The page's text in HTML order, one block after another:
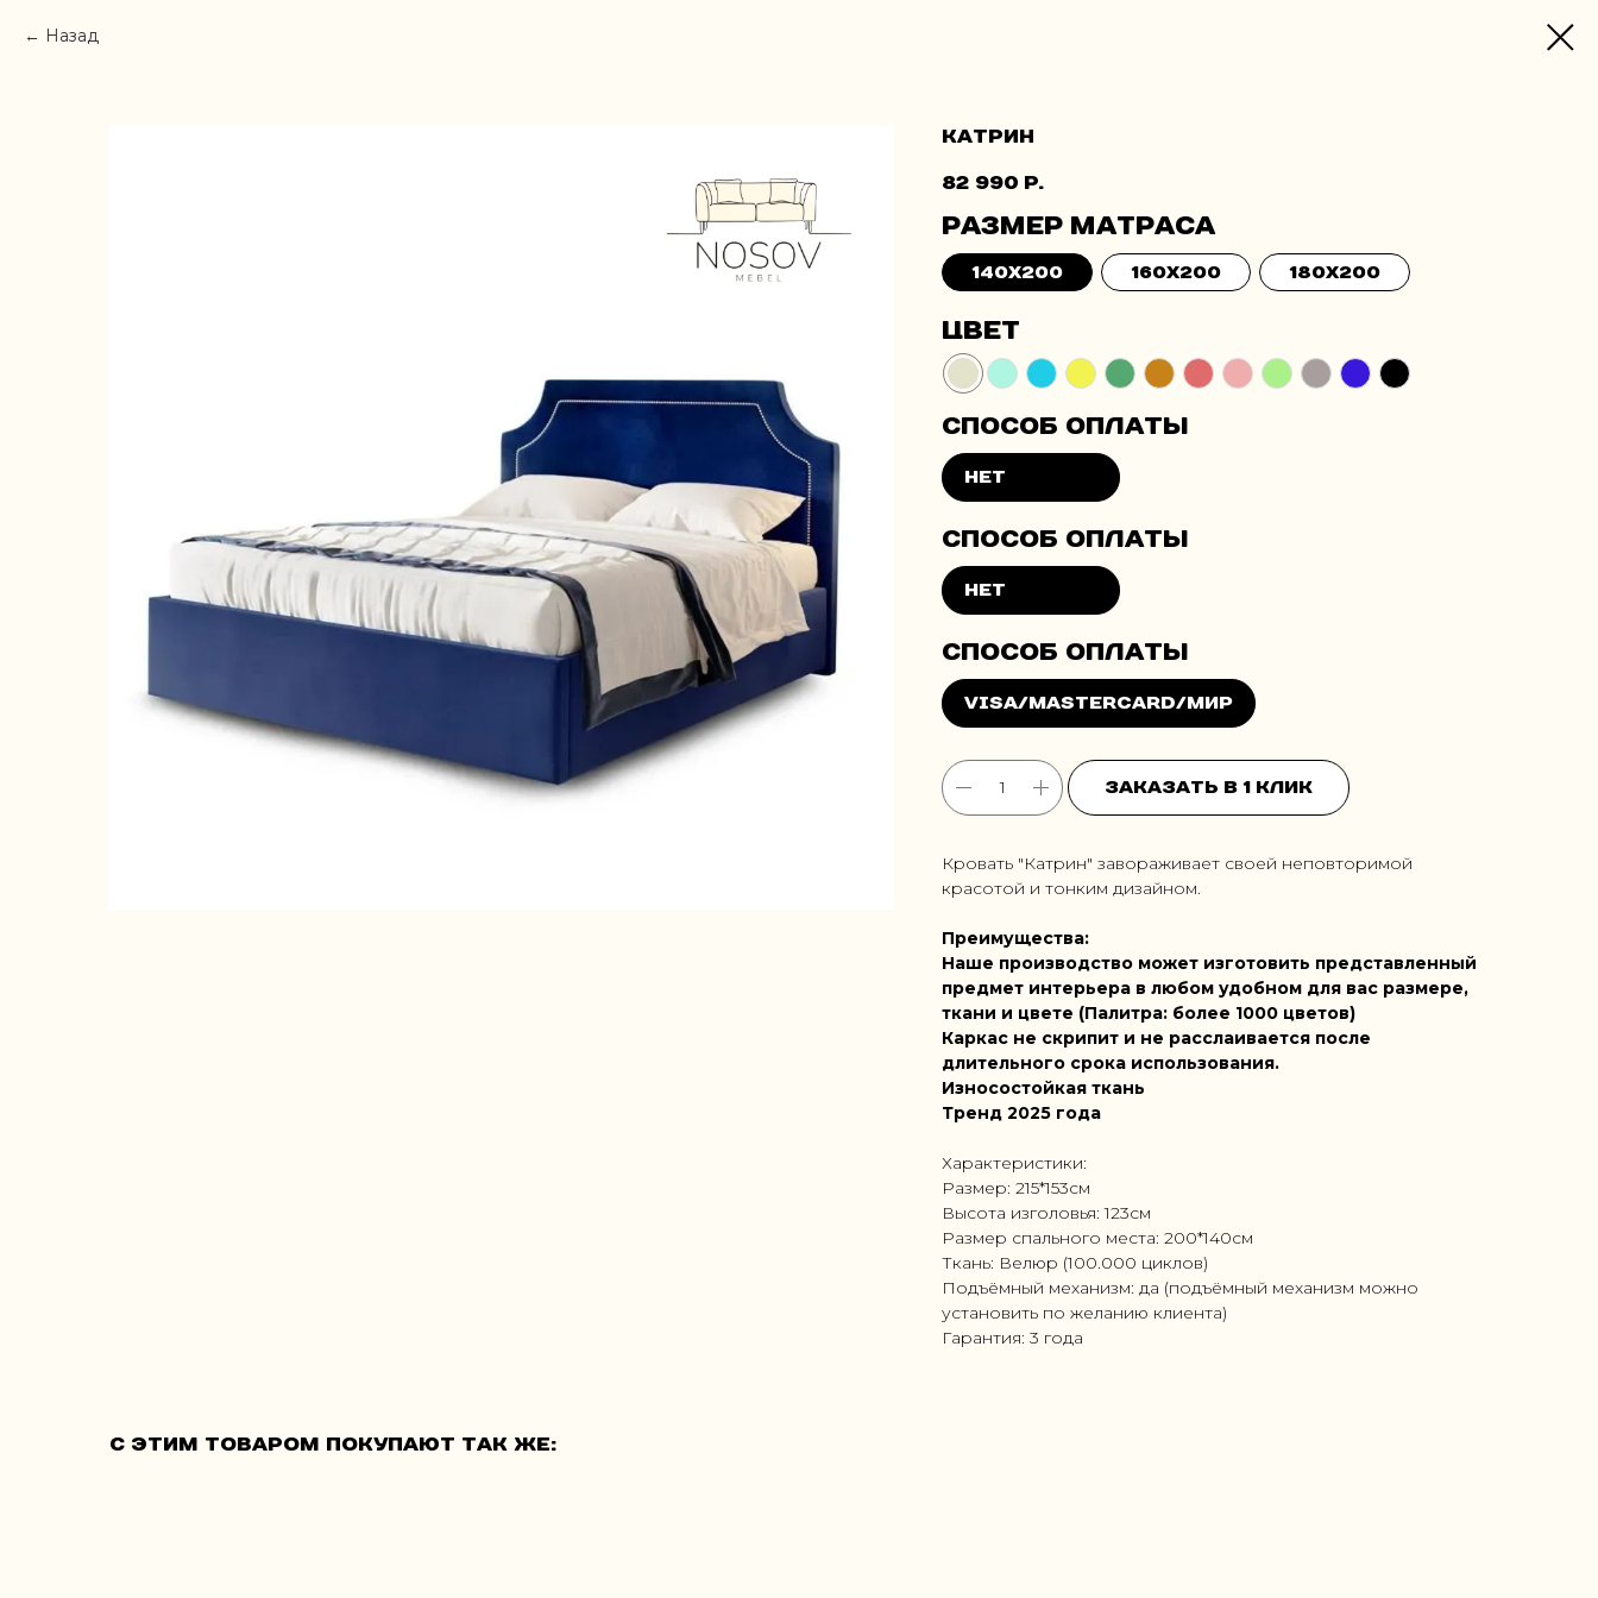
Назад
Катрин
82 990 р.
Размер матраса
140x200 160x200 180x200
Цвет
Заказать в 1 клик
Кровать "Катрин" завораживает своей неповторимой
красотой и тонким дизайном.
Преимущества:
Наше производство может изготовить представленный
предмет интерьера в любом удобном для вас размере,
ткани и цвете (Палитра: более 1000 цветов)
Каркас не скрипит и не расслаивается после
длительного срока использования.
Износостойкая ткань
Тренд 2025 года
Характеристики:
Размер: 215*153см
Высота изголовья: 123см
Размер спального места: 200*140см
Ткань: Велюр (100.000 циклов)
Подъёмный механизм: да (подъёмный механизм можно
установить по желанию клиента)
Гарантия: 3 года
С этим товаром покупают так же: